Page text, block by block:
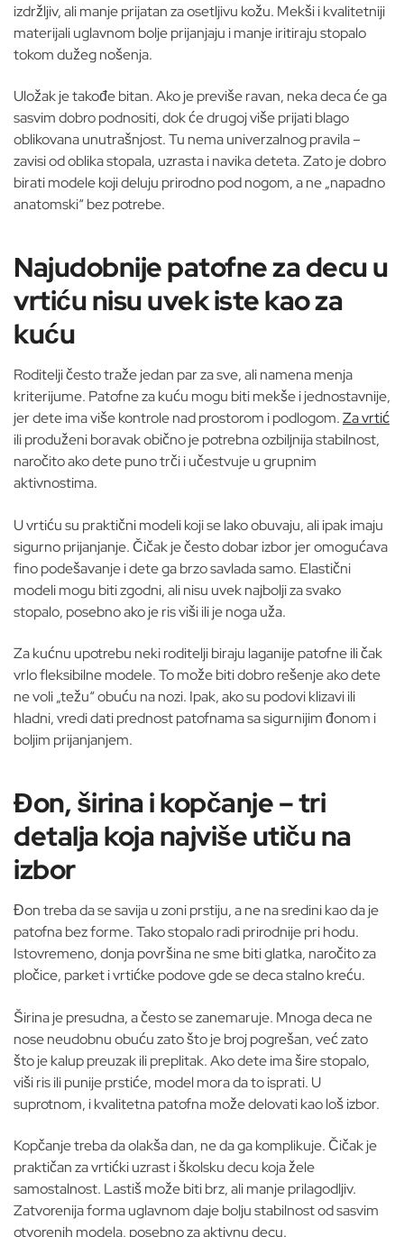
izdržljiv, ali manje prijatan za osetljivu kožu. Mekši i kvalitetniji
materijali uglavnom bolje prijanjaju i manje iritiraju stopalo
tokom dužeg nošenja.
Uložak je takođe bitan. Ako je previše ravan, neka deca će ga
sasvim dobro podnositi, dok će drugoj više prijati blago
oblikovana unutrašnjost. Tu nema univerzalnog pravila –
zavisi od oblika stopala, uzrasta i navika deteta. Zato je dobro
birati modele koji deluju prirodno pod nogom, a ne „napadno
anatomski“ bez potrebe.
Najudobnije patofne za decu u
vrtiću nisu uvek iste kao za
kuću
Roditelji često traže jedan par za sve, ali namena menja
kriterijume. Patofne za kuću mogu biti mekše i jednostavnije,
jer dete ima više kontrole nad prostorom i podlogom.Za vrtić
ili produženi boravak obično je potrebna ozbiljnija stabilnost,
naročito ako dete puno trči i učestvuje u grupnim
aktivnostima.
U vrtiću su praktični modeli koji se lako obuvaju, ali ipak imaju
sigurno prijanjanje. Čičak je često dobar izbor jer omogućava
fino podešavanje i dete ga brzo savlada samo. Elastični
modeli mogu biti zgodni, ali nisu uvek najbolji za svako
stopalo, posebno ako je ris viši ili je noga uža.
Za kućnu upotrebu neki roditelji biraju laganije patofne ili čak
vrlo fleksibilne modele. To može biti dobro rešenje ako dete
ne voli „težu“ obuću na nozi. Ipak, ako su podovi klizavi ili
hladni, vredi dati prednost patofnama sa sigurnijim đonom i
boljim prijanjanjem.
Đon, širina i kopčanje – tri
detalja koja najviše utiču na
izbor
Đon treba da se savija u zoni prstiju, a ne na sredini kao da je
patofna bez forme. Tako stopalo radi prirodnije pri hodu.
Istovremeno, donja površina ne sme biti glatka, naročito za
pločice, parket i vrtićke podove gde se deca stalno kreću.
Širina je presudna, a često se zanemaruje. Mnoga deca ne
nose neudobnu obuću zato što je broj pogrešan, već zato
što je kalup preuzak ili preplitak. Ako dete ima šire stopalo,
viši ris ili punije prstiće, model mora da to isprati. U
suprotnom, i kvalitetna patofna može delovati kao loš izbor.
Kopčanje treba da olakša dan, ne da ga komplikuje. Čičak je
praktičan za vrtićki uzrast i školsku decu koja žele
samostalnost. Lastiš može biti brz, ali manje prilagodljiv.
Zatvorenija forma uglavnom daje bolju stabilnost od sasvim
otvorenih modela, posebno za aktivnu decu.